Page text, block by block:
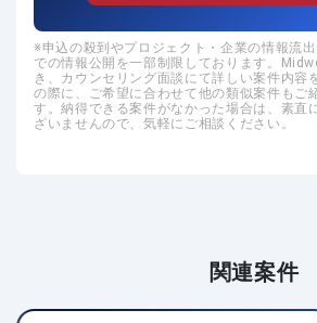
申込の殺到やプロジェクト・企業の情報流
での情報公開を一部制限しております。
き、カウンセリング面談にて詳しい案件内容
の際に、ご希望に合わせて他の類似案件もご
す。納得できる案件がなかった場合は、素直
ざいませんので、気軽にご相談ください。
関連案件